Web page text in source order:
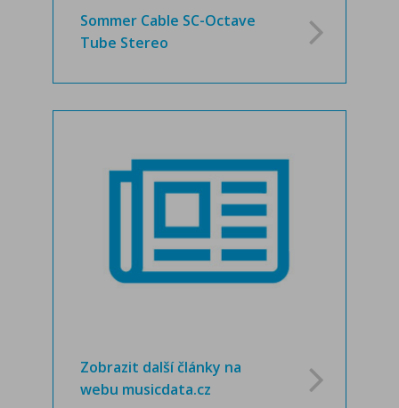
Sommer Cable SC-Octave
Tube Stereo
Zobrazit další články na
webu musicdata.cz